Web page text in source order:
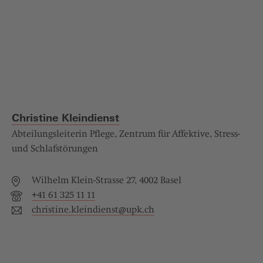
Christine Kleindienst
Abteilungsleiterin Pflege, Zentrum für Affektive, Stress-
und Schlafstörungen
Wilhelm Klein-Strasse 27, 4002 Basel
+41 61 325 11 11
christine.kleindienst@upk.ch